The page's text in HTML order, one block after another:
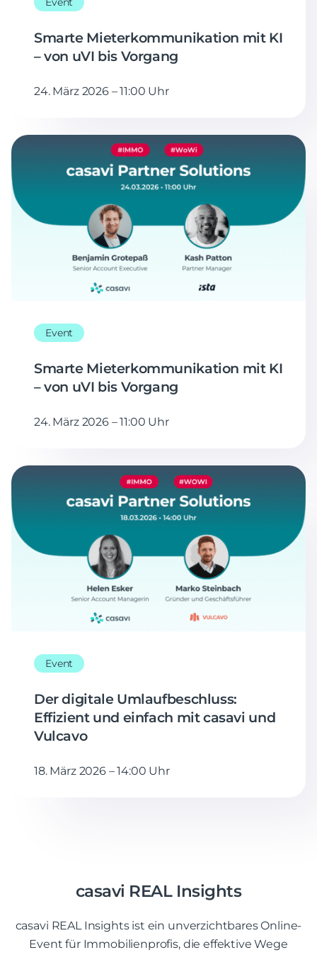
Smarte Mieterkommunikation mit KI
– von uVI bis Vorgang
24. März 2026 – 11:00 Uhr
Event
Smarte Mieterkommunikation mit KI
– von uVI bis Vorgang
24. März 2026 – 11:00 Uhr
Event
Der digitale Umlaufbeschluss:
Effizient und einfach mit casavi und
Vulcavo
18. März 2026 – 14:00 Uhr
casavi REAL Insights
casavi REAL Insights ist ein unverzichtbares Online-
Event für Immobilienprofis, die effektive Wege